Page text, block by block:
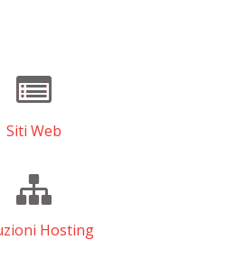
Siti Web
Hosting